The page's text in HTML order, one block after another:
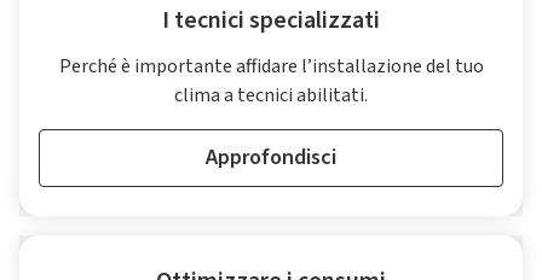
I tecnici specializzati
Perché è importante affidare l’installazione del tuo
clima a tecnici abilitati.
Approfondisci